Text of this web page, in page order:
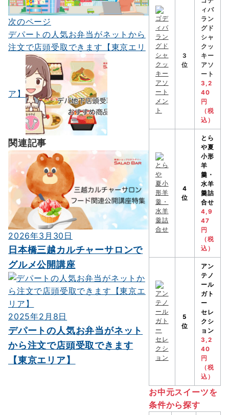
投
稿
ゲ
ョ
ン
次のページ
デパートの人気お弁当がネットから
注文で店頭受取できます【東京エリ
ア】
関連記事
2026年3月30日
日本橋三越カルチャーサロンで
グルメ公開講座
2025年2月8日
デパートの人気お弁当がネット
から注文で店頭受取できます
【東京エリア】
3
位
ィバ
ラン
グド
シャ
クッ
キー
アソ
ート
3,2
40
円
（税
込）
4
位
とら
や夏
小形
羊
羹・
水羊
羹詰
合せ
4,9
47
円
（税
込）
5
位
アン
テノ
ール
ガト
ー
セレ
クシ
ョン
3,2
40
円
（税
込）
お中元スイーツを
条件から探す